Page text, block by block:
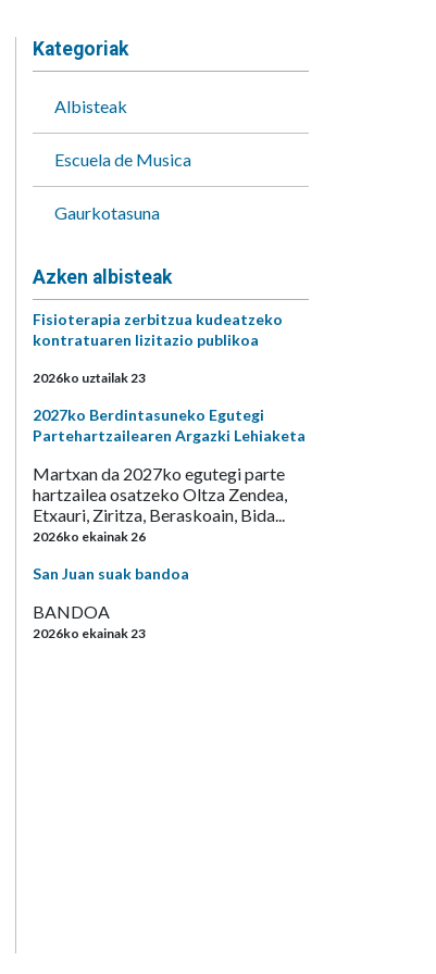
Kategoriak
Albisteak
Escuela de Musica
Gaurkotasuna
Azken albisteak
Fisioterapia zerbitzua kudeatzeko
kontratuaren lizitazio publikoa
2026ko uztailak 23
2027ko Berdintasuneko Egutegi
Partehartzailearen Argazki Lehiaketa
Martxan da 2027ko egutegi parte
hartzailea osatzeko Oltza Zendea,
Etxauri, Ziritza, Beraskoain, Bida...
2026ko ekainak 26
San Juan suak bandoa
BANDOA
2026ko ekainak 23